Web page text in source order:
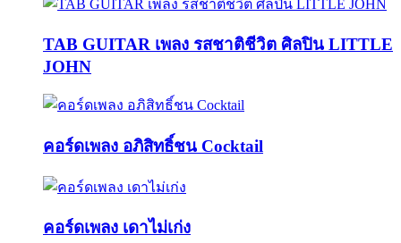
TAB GUITAR เพลง รสชาติชีวิต ศิลปิน LITTLE
JOHN
คอร์ดเพลง อภิสิทธิ์ชน Cocktail
คอร์ดเพลง เดาไม่เก่ง